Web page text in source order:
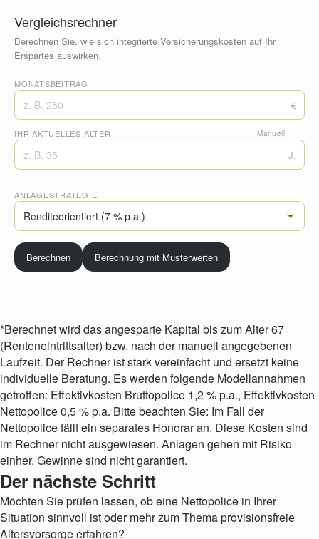
Vergleichsrechner
Berechnen Sie, wie sich integrierte Versicherungskosten auf Ihr
Erspartes auswirken.
MONATSBEITRAG
€
IHR AKTUELLES ALTER Manuell
J.
ANLAGESTRATEGIE
Berechnen Berechnung mit Musterwerten
*Berechnet wird das angesparte Kapital bis zum Alter 67
(Renteneintrittsalter) bzw. nach der manuell angegebenen
Laufzeit. Der Rechner ist stark vereinfacht und ersetzt keine
individuelle Beratung. Es werden folgende Modellannahmen
getroffen: Effektivkosten Bruttopolice 1,2 % p.a., Effektivkosten
Nettopolice 0,5 % p.a. Bitte beachten Sie: Im Fall der
Nettopolice fällt ein separates Honorar an. Diese Kosten sind
im Rechner nicht ausgewiesen. Anlagen gehen mit Risiko
einher. Gewinne sind nicht garantiert.
Der nächste Schritt
Möchten Sie prüfen lassen, ob eine Nettopolice in Ihrer
Situation sinnvoll ist oder mehr zum Thema provisionsfreie
Altersvorsorge erfahren?